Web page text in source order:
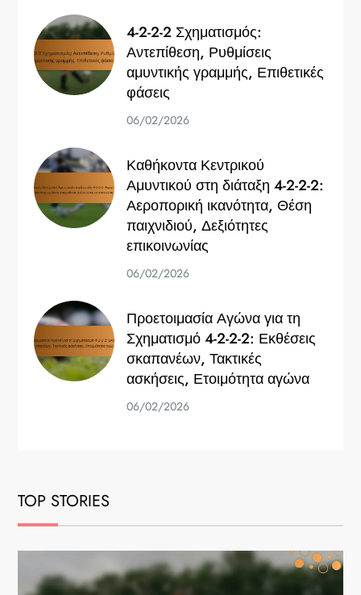
4-2-2-2 Σχηματισμός:
Αντεπίθεση, Ρυθμίσεις
αμυντικής γραμμής, Επιθετικές
φάσεις
06/02/2026
Καθήκοντα Κεντρικού
Αμυντικού στη διάταξη 4-2-2-2:
Αεροπορική ικανότητα, Θέση
παιχνιδιού, Δεξιότητες
επικοινωνίας
06/02/2026
Προετοιμασία Αγώνα για τη
Σχηματισμό 4-2-2-2: Εκθέσεις
σκαπανέων, Τακτικές
ασκήσεις, Ετοιμότητα αγώνα
06/02/2026
TOP STORIES